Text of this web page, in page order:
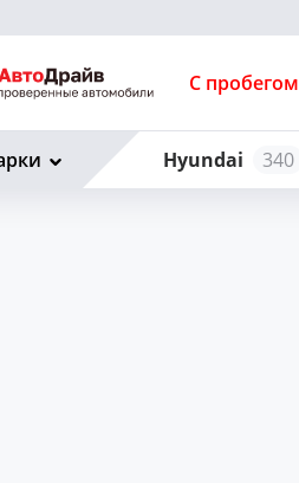
С пробегом
Hyundai 340